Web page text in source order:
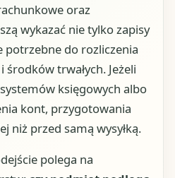
oraz
wykazać nie tylko zapisy
potrzebne do rozliczenia
trwałych. Jeżeli
księgowych albo
kont, przygotowania
niż przed samą wysyłką.
polega na